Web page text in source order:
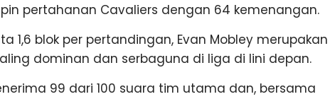
pertahanan Cavaliers dengan 64 kemenangan.
1,6 blok per pertandingan, Evan Mobley merupakan
dominan dan serbaguna di liga di lini depan.
99 dari 100 suara tim utama dan, bersama